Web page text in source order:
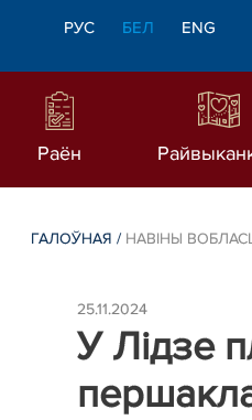
РУС БЕЛ ENG
Раён
ГАЛОЎНАЯ / НАВIНЫ
25.11.2024
У Лідзе